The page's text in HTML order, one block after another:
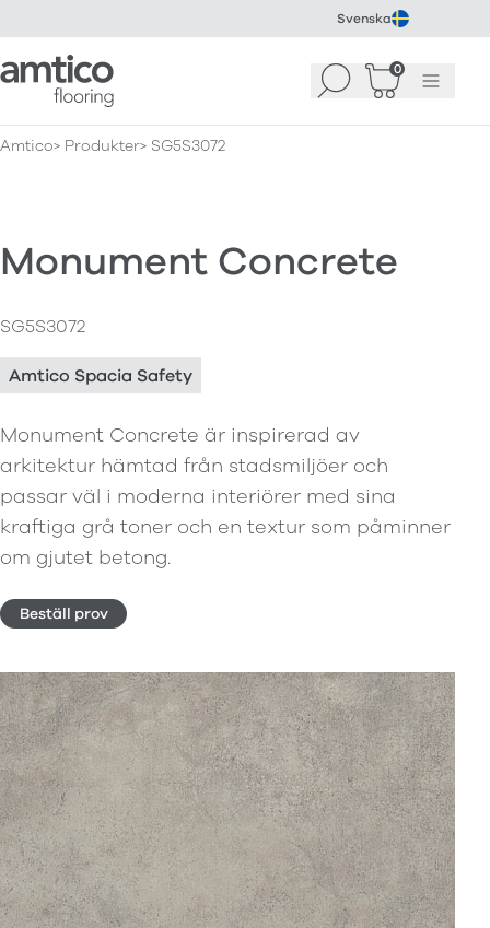
Svenska
Amtico Flooring Sök 0
Korg 0)Meny
Amtico Produkter SG5S3072
Monument Concrete
SG5S3072
Amtico Spacia Safety
Monument Concrete är inspirerad av
arkitektur hämtad från stadsmiljöer och
passar väl i moderna interiörer med sina
kraftiga grå toner och en textur som påminner
om gjutet betong.
Beställ prov